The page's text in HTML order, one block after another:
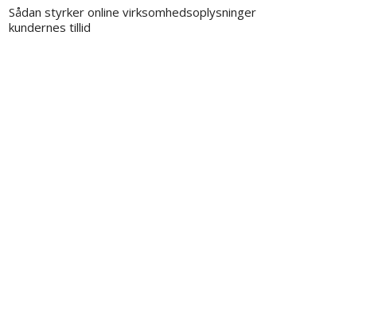
Sådan styrker online virksomhedsoplysninger
kundernes tillid